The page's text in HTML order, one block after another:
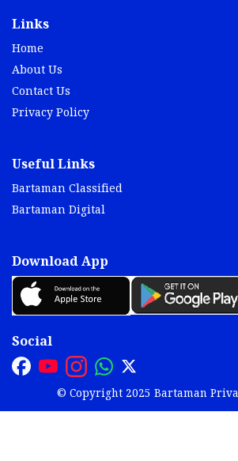
Links
Home
About Us
Contact Us
Privacy Policy
Useful Links
Bartaman Classified
Bartaman Digital
Download App
Social
© Copyright 2025 Bartaman